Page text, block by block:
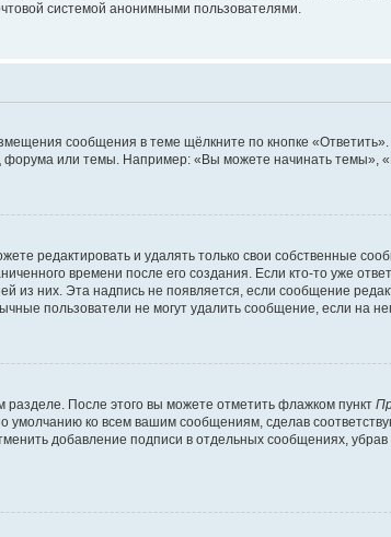
системой анонимными пользователями.
сообщения в теме щёлкните по кнопке
форума или темы. Например: «Вы можете начинать темы»,
редактировать и удалять только свои собственные
времени после его создания. Если кто-то уже
из них. Эта надпись не появляется, если сообщение
пользователи не могут удалить сообщение, если на
После этого вы можете отметить флажком пункт
умолчанию ко всем вашим сообщениям, сделав
добавление подписи в отдельных сообщениях,